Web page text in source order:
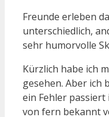
Freunde erleben
unterschiedlich,
sehr humorvolle
Kürzlich habe ich
gesehen. Aber ich
ein Fehler
von fern bekannt